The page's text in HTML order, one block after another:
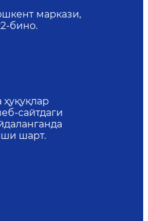
маркази,
бино.
ҳуқуқлар
сайтдаги
шарт.